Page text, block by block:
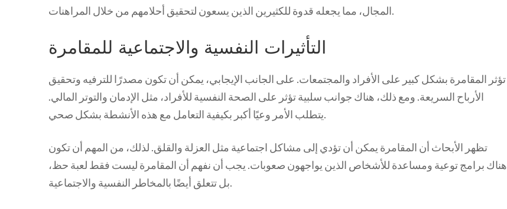
المجال، مما يجعله قدوة للكثيرين الذين يسعون لتحقيق أحلامهم من خلال المراهنات.
التأثيرات النفسية والاجتماعية للمقامرة
تؤثر المقامرة بشكل كبير على الأفراد والمجتمعات. على الجانب الإيجابي، يمكن أن تكون مصدرًا للترفيه وتحقيق
الأرباح السريعة. ومع ذلك، هناك جوانب سلبية تؤثر على الصحة النفسية للأفراد، مثل الإدمان والتوتر المالي.
يتطلب الأمر وعيًا أكبر بكيفية التعامل مع هذه الأنشطة بشكل صحي.
تظهر الأبحاث أن المقامرة يمكن أن تؤدي إلى مشاكل اجتماعية مثل العزلة والقلق. لذلك، من المهم أن تكون
هناك برامج توعية ومساعدة للأشخاص الذين يواجهون صعوبات. يجب أن نفهم أن المقامرة ليست فقط لعبة حظ،
بل تتعلق أيضًا بالمخاطر النفسية والاجتماعية.